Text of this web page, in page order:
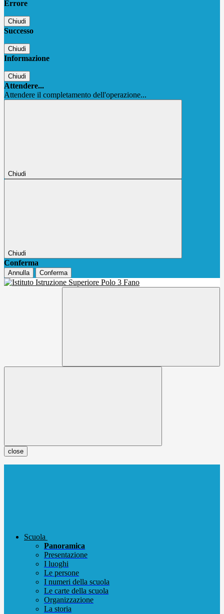
Errore
Chiudi
Successo
Chiudi
Informazione
Chiudi
Attendere...
Attendere il completamento dell'operazione...
Chiudi
Chiudi
Conferma
Annulla Conferma
close
Scuola
Panoramica
Presentazione
I luoghi
Le persone
I numeri della scuola
Le carte della scuola
Organizzazione
La storia